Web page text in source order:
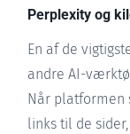
Perplexity og
En af de
andre AI-
Når platformen
links til de